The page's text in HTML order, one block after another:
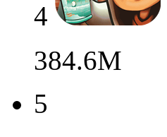
4
384.6M
5